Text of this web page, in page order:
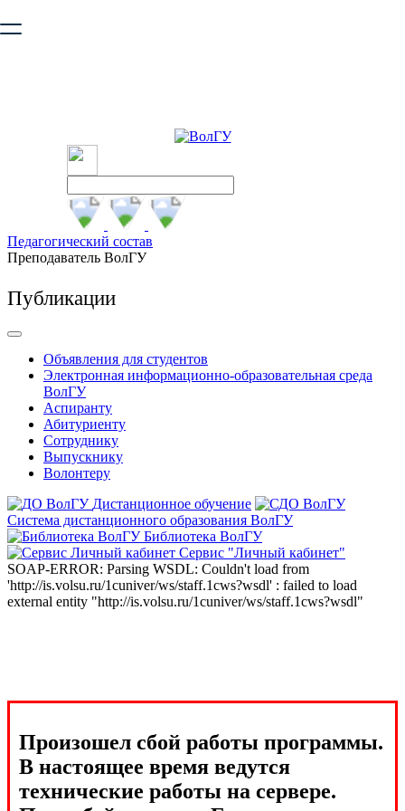
безопасную работу с сайтом. Пожалуйста
Педагогический состав
Преподаватель ВолГУ
Публикации
Объявления для студентов
Электронная информационно-образовательная среда
ВолГУ
Аспиранту
Абитуриенту
Сотруднику
Выпускнику
Волонтеру
Дистанционное обучение
Система дистанционного образования ВолГУ
Библиотека ВолГУ
Сервис "Личный кабинет"
SOAP-ERROR: Parsing WSDL: Couldn't load from
'http://is.volsu.ru/1cuniver/ws/staff.1cws?wsdl' : failed to load
external entity "http://is.volsu.ru/1cuniver/ws/staff.1cws?wsdl"
Произошел сбой работы программы.
В настоящее время ведутся
технические работы на сервере.